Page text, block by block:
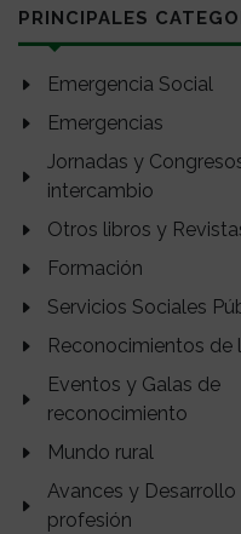
PRINCIPALES
Emergencia Social
Emergencias
Jornadas y
intercambio
Otros libros y
Formación
Servicios Sociales
Reconocimientos de
Eventos y Galas de
reconocimiento
Mundo rural
Avances y Desarrollo
profesión